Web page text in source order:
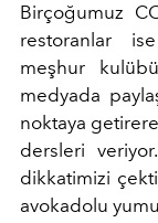
Birçoğumuz
restoranlar ise
meşhur
medyada
noktaya
dersleri
dikkatimizi
avokadolu